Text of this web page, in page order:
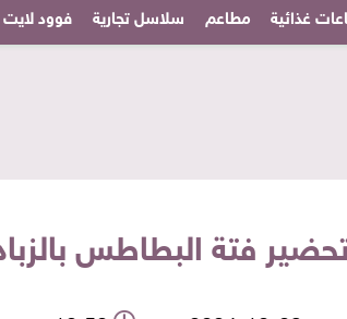
غذائية مطاعم سلاسل تجارية فوود لايت
فتة البطاطس